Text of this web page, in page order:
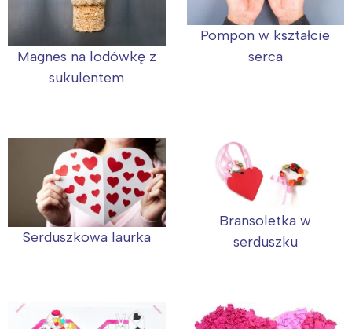
Magnes na lodówkę z
sukulentem
Pompon w kształcie
serca
Serduszkowa laurka
Bransoletka w
serduszku
Trójmiasto
Poznań
Wrocław
Południe
Północ
Wszystkie